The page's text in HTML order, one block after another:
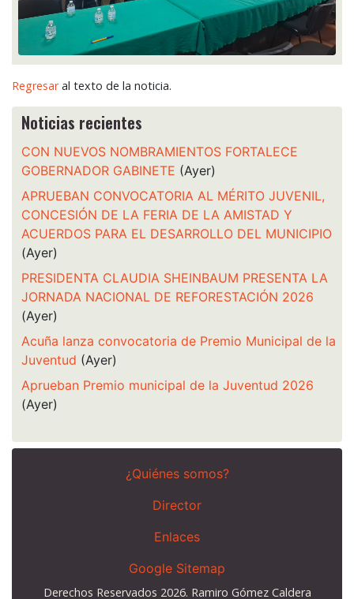
Regresaral texto de la noticia.
Noticias recientes
CON NUEVOS NOMBRAMIENTOS FORTALECE
GOBERNADOR GABINETE (Ayer)
APRUEBAN CONVOCATORIA AL MÉRITO JUVENIL,
CONCESIÓN DE LA FERIA DE LA AMISTAD Y
ACUERDOS PARA EL DESARROLLO DEL MUNICIPIO
(Ayer)
PRESIDENTA CLAUDIA SHEINBAUM PRESENTA LA
JORNADA NACIONAL DE REFORESTACIÓN 2026
(Ayer)
Acuña lanza convocatoria de Premio Municipal de la
Juventud (Ayer)
Aprueban Premio municipal de la Juventud 2026
(Ayer)
¿Quiénes somos?
Director
Enlaces
Google Sitemap
Derechos Reservados 2026. Ramiro Gómez Caldera